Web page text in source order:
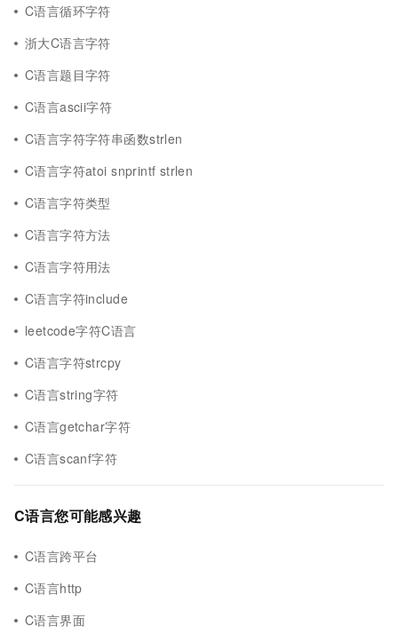
C语言循环字符
浙大C语言字符
C语言题目字符
C语言ascii字符
C语言字符字符串函数strlen
C语言字符atoi snprintf strlen
C语言字符类型
C语言字符方法
C语言字符用法
C语言字符include
leetcode字符C语言
C语言字符strcpy
C语言string字符
C语言getchar字符
C语言scanf字符
C语言您可能感兴趣
C语言跨平台
C语言http
C语言界面